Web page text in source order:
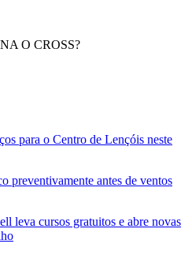
O CROSS?
para o Centro de Lençóis neste
preventivamente antes de ventos
leva cursos gratuitos e abre novas